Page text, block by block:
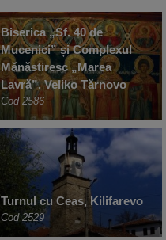
Biserica „Sf. 40 de
Mucenici” și Complexul
Mănăstiresc „Marea
Lavră”, Veliko Tărnovo
Cod 2586
Turnul cu Ceas, Kilifarevo
Cod 2529